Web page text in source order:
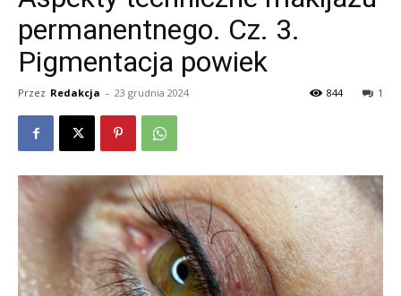
permanentnego. Cz. 3.
Pigmentacja powiek
Przez Redakcja - 23 grudnia 2024 1
844